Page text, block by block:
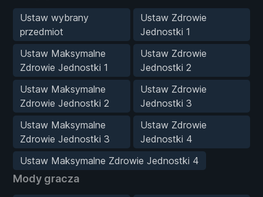
Ustaw wybrany
przedmiot
Ustaw Zdrowie
Jednostki 1
Ustaw Maksymalne
Zdrowie Jednostki 1
Ustaw Zdrowie
Jednostki 2
Ustaw Maksymalne
Zdrowie Jednostki 2
Ustaw Zdrowie
Jednostki 3
Ustaw Maksymalne
Zdrowie Jednostki 3
Ustaw Zdrowie
Jednostki 4
Ustaw Maksymalne Zdrowie Jednostki 4
Mody gracza